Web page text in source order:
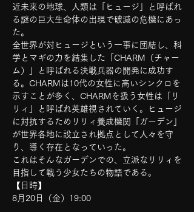
近未来の地球、人類は「ヒュージ」と呼ばれ
る謎の巨大生命体の出現で破滅の危機にあっ
た。
全世界が対ヒュージという一事に団結し、科
学とマギの力を結集した「CHARM（チャー
ム）」と呼ばれる決戦兵器の開発に成功す
る。CHARMは10代の女性に高いシンクロを
示すことが多く、CHARMを扱う女性は「リ
リィ」と呼ばれ英雄視されていく。ヒュージ
に対抗するためリリィ養成機関「ガーデン」
が世界各地に設立され拠点として人々を守
り、導く存在となっていった。
これはそんなガーデンでの、立派なリリィを
目指して戦う少女たちの物語である。
【日時】
8月20日（金）19:00